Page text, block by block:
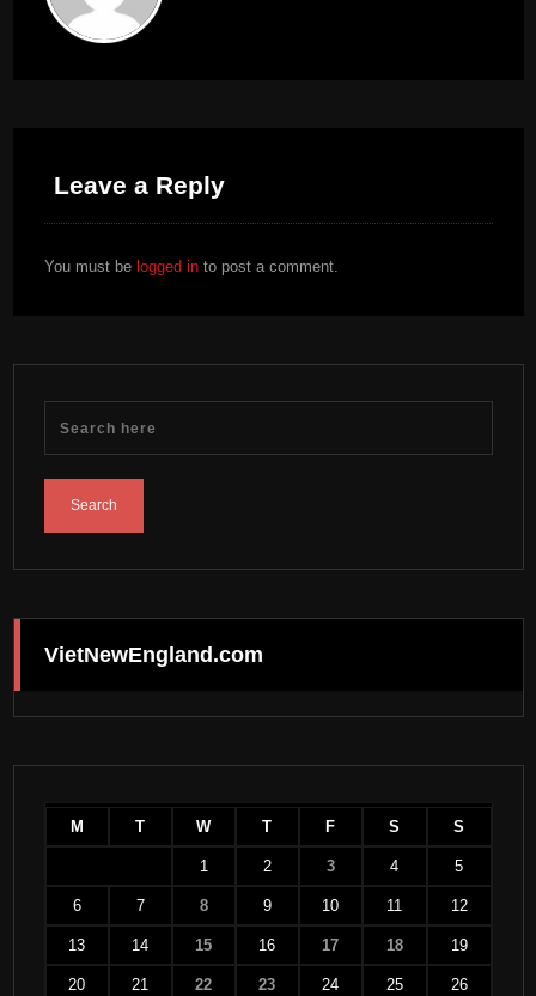
Leave a Reply
You must be logged into post a comment.
VietNewEngland.com
M T W T F S S
1 2 3 4 5
6 7 8 9 10 11 12
13 14 15 16 17 18 19
20 21 22 23 24 25 26